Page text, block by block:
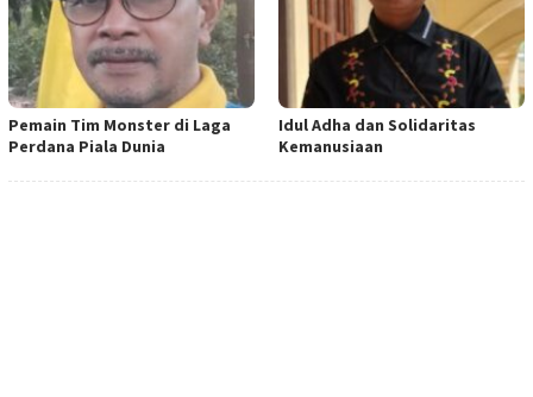
Pemain Tim Monster di Laga
Perdana Piala Dunia
Idul Adha dan Solidaritas
Kemanusiaan